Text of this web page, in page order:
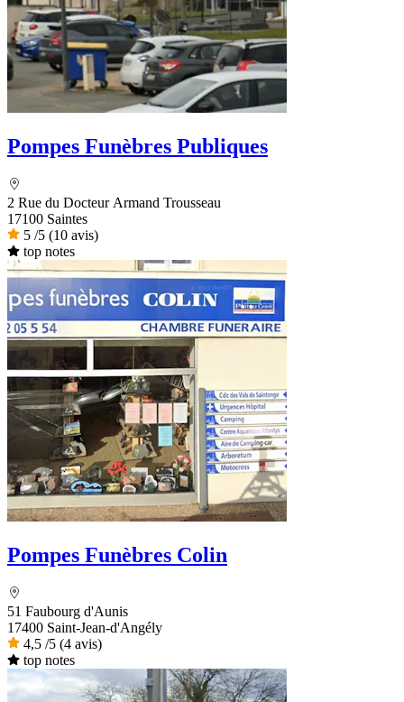
Pompes Funèbres Publiques
2 Rue du Docteur Armand Trousseau
17100 Saintes
5 /5 (10 avis)
top notes
Pompes Funèbres Colin
51 Faubourg d'Aunis
17400 Saint-Jean-d'Angély
4,5 /5 (4 avis)
top notes